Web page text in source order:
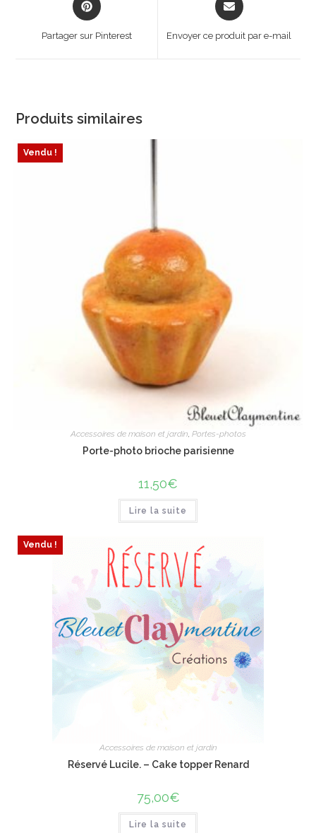
in
Partager sur Pinterest
in
new
Envoyer ce produit par e-mail
Produits similaires
Vendu !
ÉPUISÉ
Accessoires de maison et jardin Portes-photos
Porte-photo brioche parisienne
11,50€
Lire la suite
Vendu !
ÉPUISÉ
Accessoires de maison et jardin
Réservé Lucile. – Cake topper Renard
75,00€
Lire la suite